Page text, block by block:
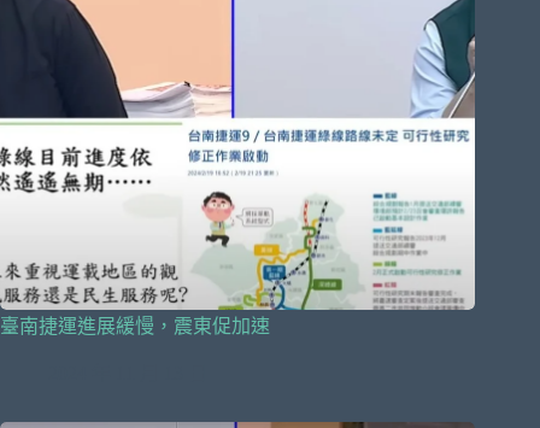
臺南捷運進展緩慢，震東促加速